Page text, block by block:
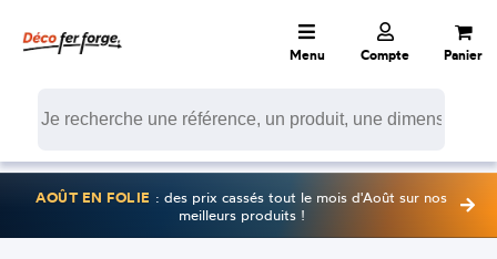
Menu Compte Panier
AOÛT EN FOLIE : des prix cassés tout le mois d'Août sur nos
meilleurs produits !